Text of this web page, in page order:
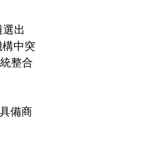
出
中突
整合
備商